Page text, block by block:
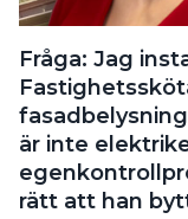
SEARCH
Fråga: Jag
är inte
rätt att han